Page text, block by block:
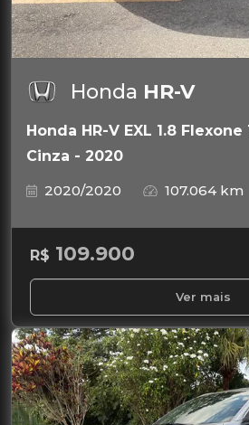
Honda HR-V
Honda HR-V EXL 1.8 Flexone
Cinza - 2020
2020/2020
107.064 km
R$ 109.900
Ver mais